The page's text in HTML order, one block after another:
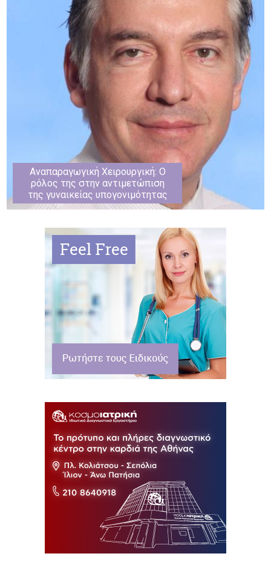
Αναπαραγωγική Χειρουργική: Ο
ρόλος της στην αντιμετώπιση
της γυναικείας υπογονιμότητας